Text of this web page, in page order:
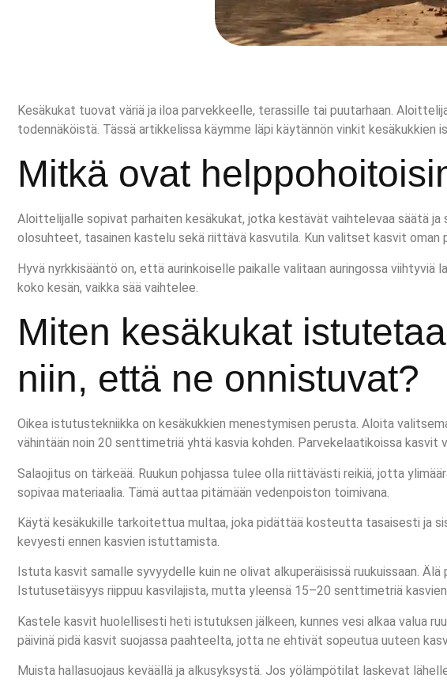
Kesäkukat tuovat väriä ja iloa parvekkeelle, terassille tai puutarhaan.
todennäköistä. Tässä artikkelissa käymme läpi käytännön vinkit
Mitkä ovat
Aloittelijalle sopivat parhaiten kesäkukat, jotka kestävät vaihtelevaa säätä
olosuhteet, tasainen kastelu sekä riittävä kasvutila. Kun valitset kasvit
Hyvä nyrkkisääntö on, että aurinkoiselle paikalle valitaan auringossa viihtyviä
koko kesän, vaikka sää vaihtelee.
Miten kesäkukat
niin, että ne onnistuvat?
Oikea istutustekniikka on kesäkukkien menestymisen perusta. Aloita
vähintään noin 20 senttimetriä yhtä kasvia kohden. Parvekelaatikoissa kasvit
Salaojitus on tärkeää. Ruukun pohjassa tulee olla riittävästi reikiä, jotta
sopivaa materiaalia. Tämä auttaa pitämään vedenpoiston toimivana.
Käytä kesäkukille tarkoitettua multaa, joka pidättää kosteutta tasaisesti ja
kevyesti ennen kasvien istuttamista.
Istuta kasvit samalle syvyydelle kuin ne olivat alkuperäisissä ruukuissaan.
Istutusetäisyys riippuu kasvilajista, mutta yleensä 15–20 senttimetriä
Kastele kasvit huolellisesti heti istutuksen jälkeen, kunnes vesi alkaa valua
päivinä pidä kasvit suojassa paahteelta, jotta ne ehtivät sopeutua uuteen
Muista hallasuojaus keväällä ja alkusyksystä. Jos yölämpötilat laskevat